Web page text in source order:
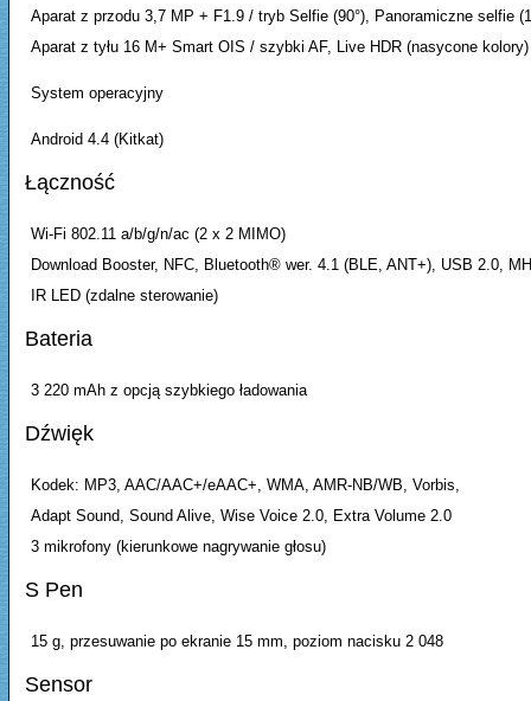
Aparat z przodu 3,7 MP + F1.9 / tryb Selfie (90°), Panoramiczne selfie
Aparat z tyłu 16 M+ Smart OIS / szybki AF, Live HDR (nasycone kolory)
System operacyjny
Android 4.4 (Kitkat)
Łączność
Wi-Fi 802.11 a/b/g/n/ac (2 x 2 MIMO)
Download Booster, NFC, Bluetooth® wer. 4.1 (BLE, ANT+), USB 2.0,
IR LED (zdalne sterowanie)
Bateria
3 220 mAh z opcją szybkiego ładowania
Dźwięk
Kodek: MP3, AAC/AAC+/eAAC+, WMA, AMR-NB/WB, Vorbis,
Adapt Sound, Sound Alive, Wise Voice 2.0, Extra Volume 2.0
3 mikrofony (kierunkowe nagrywanie głosu)
S Pen
15 g, przesuwanie po ekranie 15 mm, poziom nacisku 2 048
Sensor